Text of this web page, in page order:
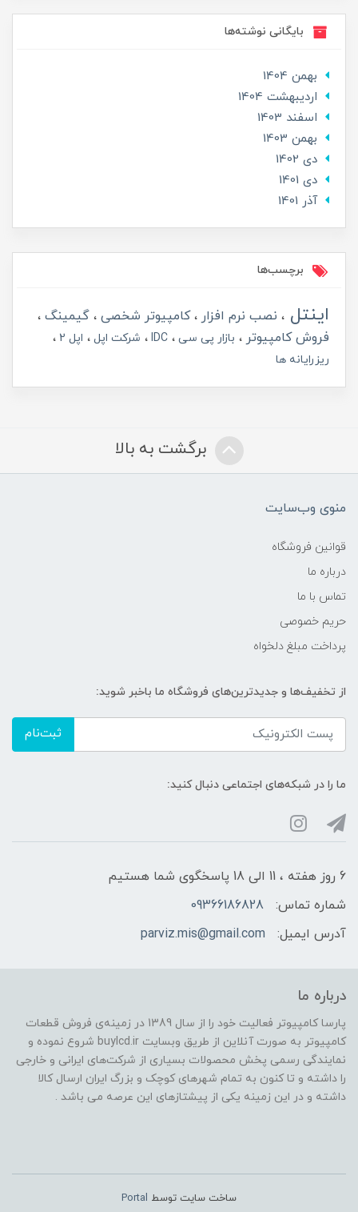
بایگانی نوشته‌ها
بهمن 1404
ارديبهشت 1404
اسفند 1403
بهمن 1403
دی 1402
دی 1401
آذر 1401
برچسب‌ها
اینتل نصب نرم افزار کامپیوتر شخصی
گیمینگ
فروش کامپیوتر
بازار پی سی IDC شرکت اپل
اپل 2
ریزرایانه ها
برگشت به بالا
منوی وب‌سایت
قوانین فروشگاه
درباره ما
تماس با ما
حریم خصوصی
پرداخت مبلغ دلخواه
از تخفیف‌ها و جدیدترین‌های فروشگاه ما باخبر شوید:
ثبت‌نام
ما را در شبکه‌های اجتماعی دنبال کنید:
6 روز هفته ، 11 الی 18 پاسخگوی شما هستیم
شماره تماس:
09366186828
آدرس ایمیل:
parviz.mis@gmail.com
درباره ما
پارسا کامپیوتر فعالیت خود را از سال 1389 در زمینه‌ی فروش قطعات
کامپیوتر به صورت آنلاین از طریق وبسایت buylcd.ir شروع نموده و
نمایندگی رسمی پخش محصولات بسیاری از شرکت‌های ایرانی و خارجی
را داشته و تا کنون به تمام شهرهای کوچک و بزرگ ایران ارسال کالا
داشته و در این زمینه یکی از پیشتازهای این عرصه می باشد .
ساخت سایت توسط Portal